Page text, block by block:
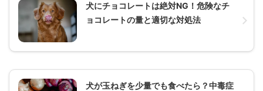
犬にチョコレートは絶対NG！危険なチ
ョコレートの量と適切な対処法
犬が玉ねぎを少量でも食べたら？中毒症